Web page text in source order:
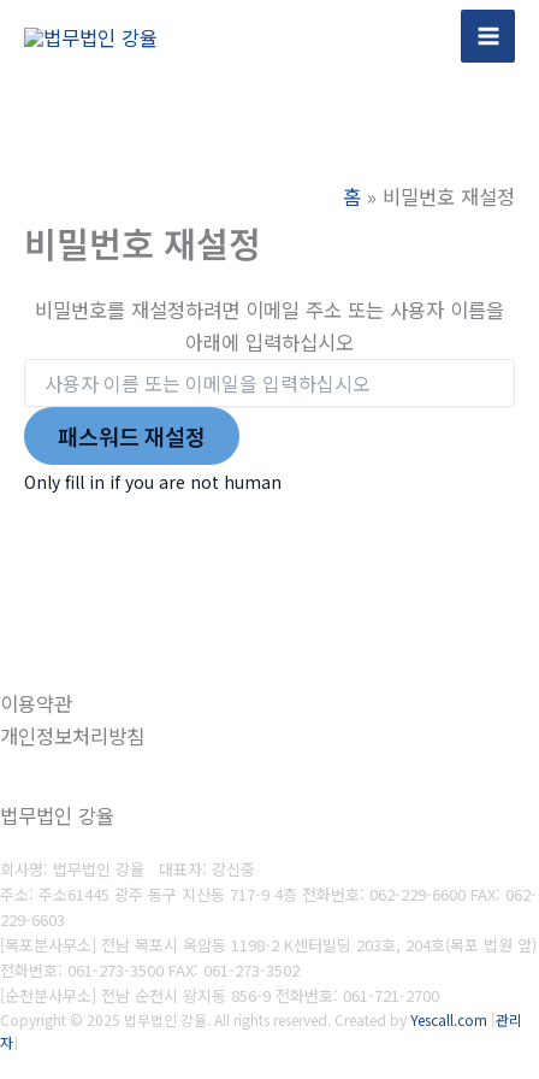
Main
홈 비밀번호 재설정
비밀번호 재설정
비밀번호를 재설정하려면 이메일 주소 또는 사용자 이름을
아래에 입력하십시오
Only fill in if you are not human
이용약관
개인정보처리방침
법무법인 강율
회사명: 법무법인 강율 대표자: 강신중
주소: 주소61445 광주 동구 지산동 717-9 4층 전화번호: 062-229-6600 FAX: 062-
229-6603
[목포분사무소] 전남 목포시 옥암동 1198-2 K센터빌딩 203호, 204호(목포 법원 앞)
전화번호: 061-273-3500 FAX: 061-273-3502
[순천분사무소] 전남 순천시 왕지동 856-9 전화번호: 061-721-2700
Copyright © 2025 법무법인 강율. All rights reserved. Created byYescall.com [관리
자]